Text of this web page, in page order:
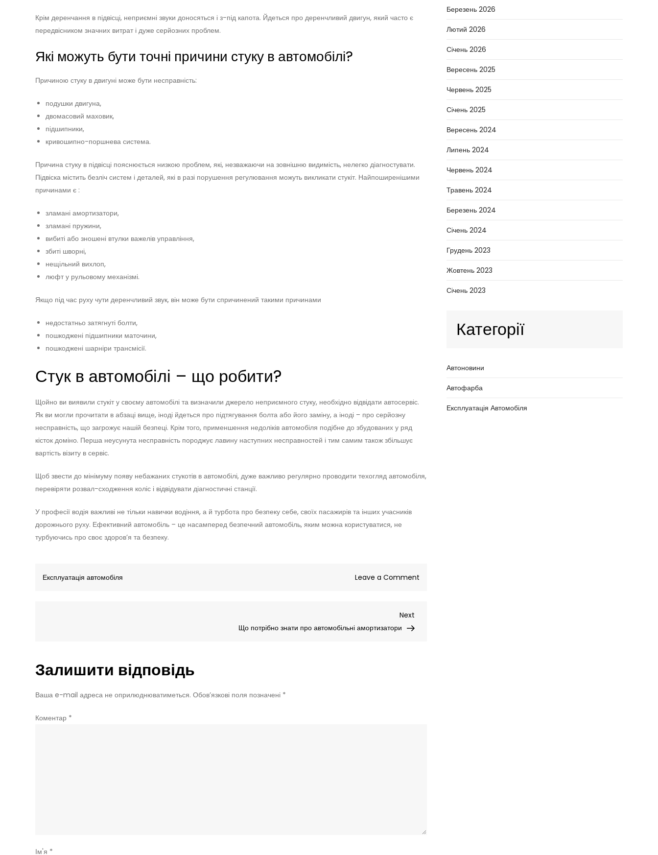
Крім деренчання в підвісці, неприємні звуки доносяться і з-під капота. Йдеться про деренчливий двигун, який часто є
передвісником значних витрат і дуже серйозних проблем.
Які можуть бути точні причини стуку в автомобілі?
Причиною стуку в двигуні може бути несправність:
подушки двигуна,
двомасовий маховик,
підшипники,
кривошипно-поршнева система.
Причина стуку в підвісці пояснюється низкою проблем, які, незважаючи на зовнішню видимість, нелегко діагностувати.
Підвіска містить безліч систем і деталей, які в разі порушення регулювання можуть викликати стукіт. Найпоширенішими
причинами є :
зламані амортизатори,
зламані пружини,
вибиті або зношені втулки важелів управління,
збиті шворні,
нещільний вихлоп,
люфт у рульовому механізмі.
Якщо під час руху чути деренчливий звук, він може бути спричинений такими причинами
недостатньо затягнуті болти,
пошкоджені підшипники маточини,
пошкоджені шарніри трансмісії.
Стук в автомобілі – що робити?
Щойно ви виявили стукіт у своєму автомобілі та визначили джерело неприємного стуку, необхідно відвідати автосервіс.
Як ви могли прочитати в абзаці вище, іноді йдеться про підтягування болта або його заміну, а іноді – про серйозну
несправність, що загрожує нашій безпеці. Крім того, применшення недоліків автомобіля подібне до збудованих у ряд
кісток доміно. Перша неусунута несправність породжує лавину наступних несправностей і тим самим також збільшує
вартість візиту в сервіс.
Щоб звести до мінімуму появу небажаних стукотів в автомобілі, дуже важливо регулярно проводити техогляд автомобіля,
перевіряти розвал-сходження коліс і відвідувати діагностичні станції.
У професії водія важливі не тільки навички водіння, а й турбота про безпеку себе, своїх пасажирів та інших учасників
дорожнього руху. Ефективний автомобіль – це насамперед безпечний автомобіль, яким можна користуватися, не
турбуючись про своє здоров’я та безпеку.
Експлуатація автомобіля Leave a Comment
Post
Next
Що потрібно знати про автомобільні амортизатори
Залишити відповідь
Ваша e-mail адреса не оприлюднюватиметься. Обов’язкові поля позначені *
Коментар *
Ім'я *
Березень 2026
Лютий 2026
Січень 2026
Вересень 2025
Червень 2025
Січень 2025
Вересень 2024
Липень 2024
Червень 2024
Травень 2024
Березень 2024
Січень 2024
Грудень 2023
Жовтень 2023
Січень 2023
Категорії
Автоновини
Автофарба
Експлуатація Автомобіля